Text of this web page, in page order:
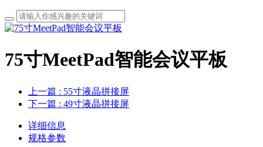
75寸MeetPad智能会议平板
上一篇 : 55寸液晶拼接屏
下一篇 : 49寸液晶拼接屏
详细信息
规格参数